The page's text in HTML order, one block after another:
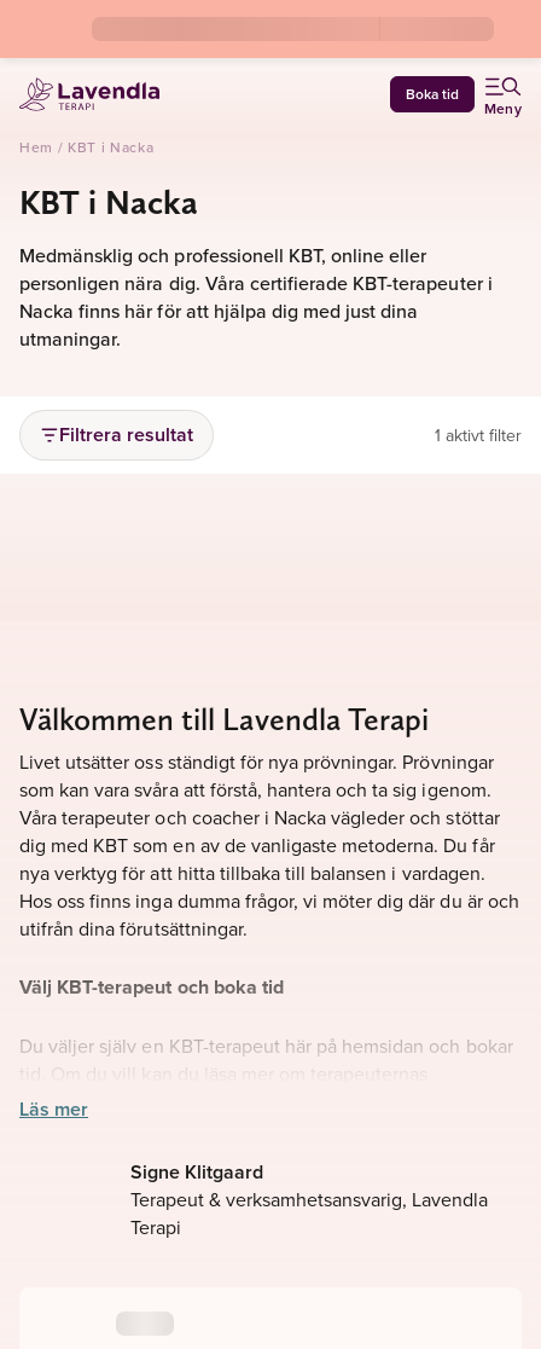
Boka tid
Meny
Hem / KBT i Nacka
KBT i Nacka
Medmänsklig och professionell KBT, online eller
personligen nära dig. Våra certifierade KBT-terapeuter i
Nacka finns här för att hjälpa dig med just dina
utmaningar.
Filtrera resultat 1 aktivt filter
Välkommen till Lavendla Terapi
Livet utsätter oss ständigt för nya prövningar. Prövningar
som kan vara svåra att förstå, hantera och ta sig igenom.
Våra terapeuter och coacher i Nackavägleder och stöttar
dig med KBT som en av de vanligaste metoderna. Du får
nya verktyg för att hitta tillbaka till balansen i vardagen.
Hos oss finns inga dumma frågor, vi möter dig där du är och
utifrån dina förutsättningar.
Välj KBT-terapeut och boka tid
Du väljer själv en KBT-terapeut här på hemsidan och bokar
tid. Om du vill kan du läsa mer om terapeuternas
tillgänglighet, kundomdömen och andra faktorer du tycker
känns bäst utifrån din situation.
– Vårt mål är att Göra det svåra lättare. Välkommen att boka
Läs mer
Signe Klitgaard
Terapeut & verksamhetsansvarig, Lavendla
Terapi